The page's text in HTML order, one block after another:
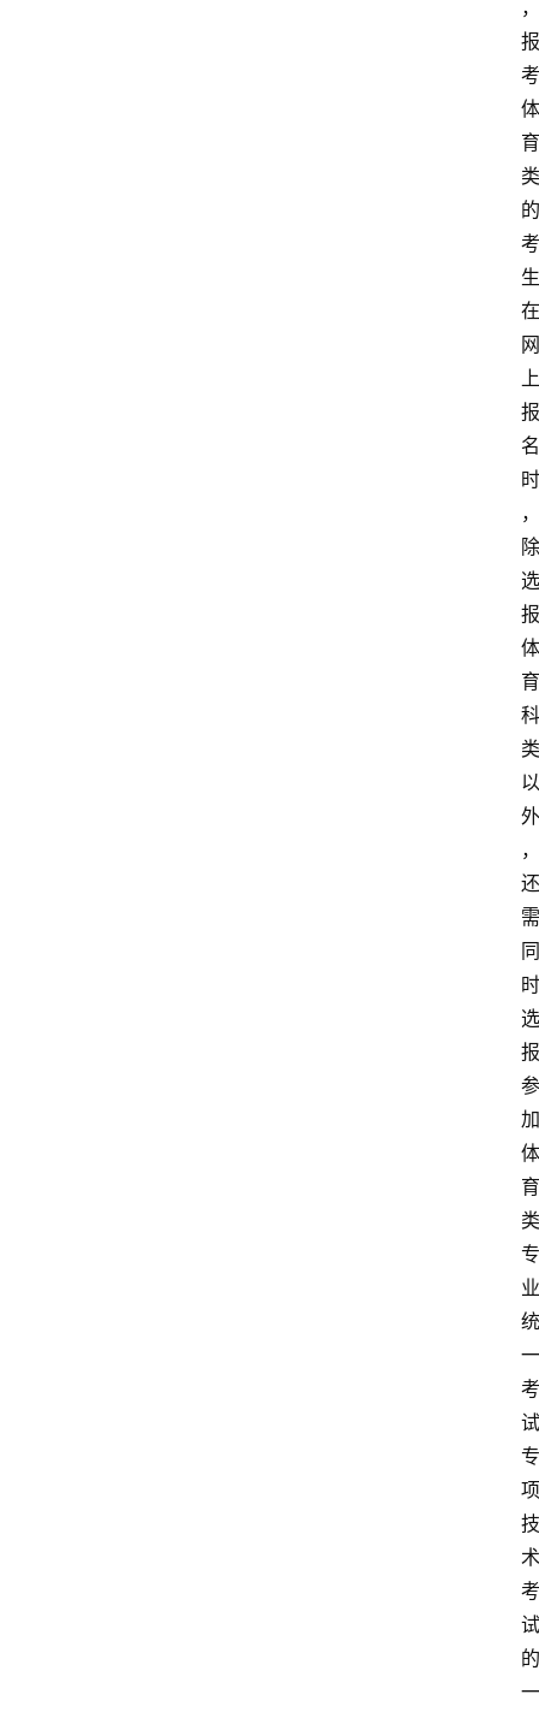
，
报
考
体
育
类
的
考
生
在
网
上
报
名
时
，
除
选
报
体
育
科
类
以
外
，
还
需
同
时
选
报
参
加
体
育
类
专
业
统
一
考
试
专
项
技
术
考
试
的
一